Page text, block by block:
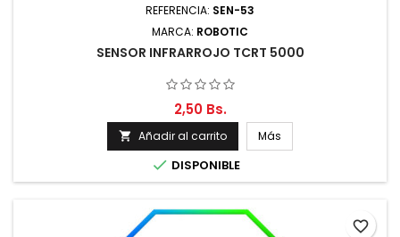
REFERENCIA: SEN-53
MARCA: ROBOTIC
SENSOR INFRARROJO TCRT 5000
2,50 Bs.
 Añadir al carrito Más
 DISPONIBLE
favorite_border